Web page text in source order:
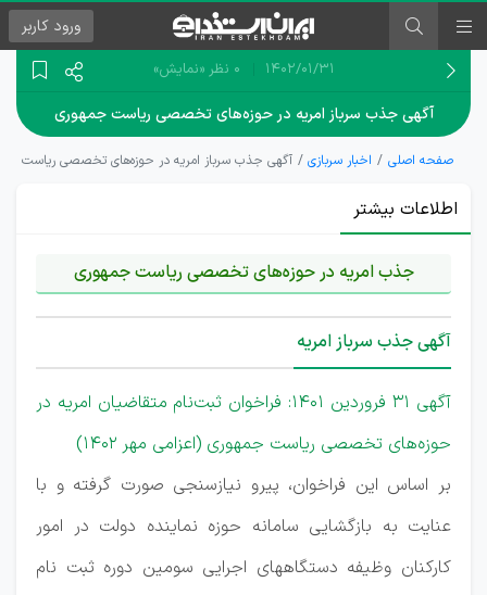
ورود کاربر
۱۴۰۲/۰۱/۳۱ 0 نظر «نمایش»
آگهی جذب سرباز امریه در حوزه‌های تخصصی ریاست جمهوری
صفحه اصلی اخبار سربازی آگهی جذب سرباز امریه در حوزه‌های تخصصی ریاست
اطلاعات بیشتر
جذب امریه در حوزه‌های تخصصی ریاست جمهوری
آگهی جذب سرباز امریه
آگهی 31 فروردین 1401: فراخوان ثبت‌نام متقاضیان امریه در
حوزه‌های تخصصی ریاست جمهوری (اعزامی مهر 1402)
بر اساس این فراخوان، پیرو نیازسنجی صورت گرفته و با
عنایت به بازگشایی سامانه حوزه نماینده دولت در امور
کارکنان وظیفه دستگاههای اجرایی سومین دوره ثبت نام